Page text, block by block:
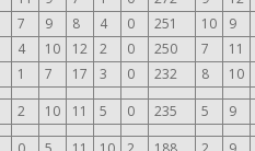
7 9 8 4 0 251 10 9
4 10 12 2 0 250 7 11
1 7 17 3 0 232 8 10
2 10 11 5 0 235 5 9